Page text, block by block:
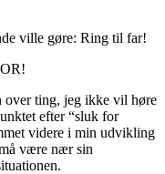
ville gøre: Ring til far!
over ting, jeg ikke vil høre
efter “sluk for
videre i min udvikling
være nær sin